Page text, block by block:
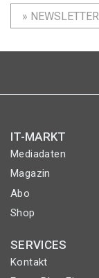
» NEWSLETTER
IT-MARKT
Mediadaten
Magazin
Abo
Shop
SERVICES
Kontakt